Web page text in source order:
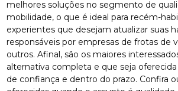
melhores soluções no segmento de
mobilidade, o que é ideal para recém-
experientes que desejam atualizar suas
responsáveis por empresas de frotas de
outros. Afinal, são os maiores
alternativa completa e que seja
de confiança e dentro do prazo. Confira